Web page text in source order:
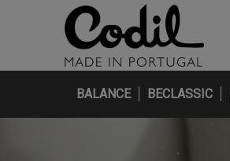
BALANCE BECLASSIC